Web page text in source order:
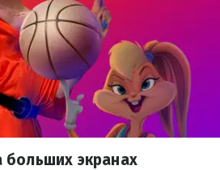
больших экранах